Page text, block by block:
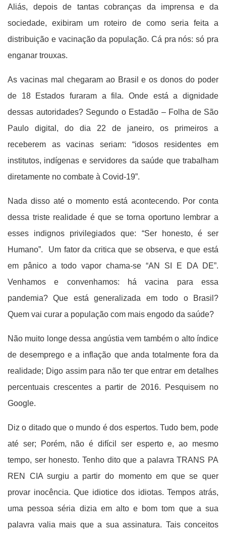
Aliás, depois de tantas cobranças da imprensa e da
sociedade, exibiram um roteiro de como seria feita a
distribuição e vacinação da população. Cá pra nós: só pra
enganar trouxas.
As vacinas mal chegaram ao Brasil e os donos do poder
de 18 Estados furaram a fila. Onde está a dignidade
dessas autoridades? Segundo o Estadão – Folha de São
Paulo digital, do dia 22 de janeiro, os primeiros a
receberem as vacinas seriam: “idosos residentes em
institutos, indígenas e servidores da saúde que trabalham
diretamente no combate à Covid-19”.
Nada disso até o momento está acontecendo. Por conta
dessa triste realidade é que se torna oportuno lembrar a
esses indignos privilegiados que: “Ser honesto, é ser
Humano”. Um fator da critica que se observa, e que está
em pânico a todo vapor chama-se “AN SI E DA DE”.
Venhamos e convenhamos: há vacina para essa
pandemia? Que está generalizada em todo o Brasil?
Quem vai curar a população com mais engodo da saúde?
Não muito longe dessa angústia vem também o alto índice
de desemprego e a inflação que anda totalmente fora da
realidade; Digo assim para não ter que entrar em detalhes
percentuais crescentes a partir de 2016. Pesquisem no
Google.
Diz o ditado que o mundo é dos espertos. Tudo bem, pode
até ser; Porém, não é difícil ser esperto e, ao mesmo
tempo, ser honesto. Tenho dito que a palavra TRANS PA
REN CIA surgiu a partir do momento em que se quer
provar inocência. Que idiotice dos idiotas. Tempos atrás,
uma pessoa séria dizia em alto e bom tom que a sua
palavra valia mais que a sua assinatura. Tais conceitos